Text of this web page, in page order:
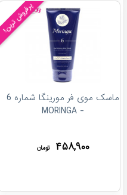
پرفروش ترین!
ماسک موی فر مورینگا شماره 6
- MORINGA
۴۵۸,۹۰۰ تومان